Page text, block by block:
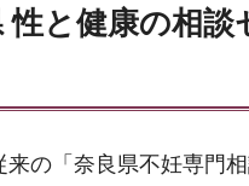
性と健康の相
来の「奈良県不妊専門